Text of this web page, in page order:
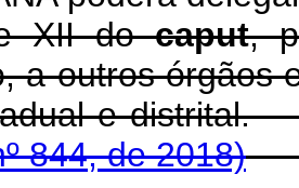
XII docaput,
a outros órgãos
estadual
844, de 2018)